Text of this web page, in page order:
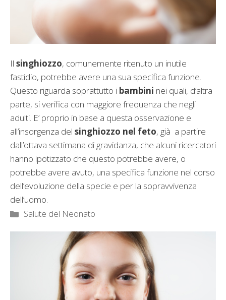
Il singhiozzo, comunemente ritenuto un inutile
fastidio, potrebbe avere una sua specifica funzione.
Questo riguarda soprattutto i bambini nei quali, d’altra
parte, si verifica con maggiore frequenza che negli
adulti. E’ proprio in base a questa osservazione e
all’insorgenza del singhiozzo nel feto, già a partire
dall’ottava settimana di gravidanza, che alcuni ricercatori
hanno ipotizzato che questo potrebbe avere, o
potrebbe avere avuto, una specifica funzione nel corso
dell’evoluzione della specie e per la sopravvivenza
dell’uomo.
Categorie
Salute del Neonato